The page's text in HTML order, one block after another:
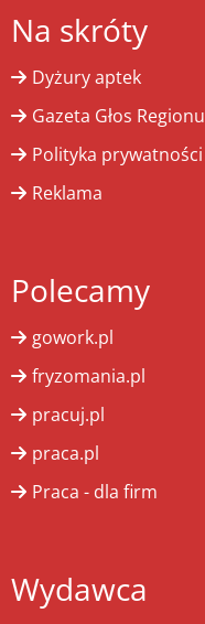
Na skróty
Dyżury aptek
Gazeta Głos Regionu
Polityka prywatności
Reklama
Polecamy
gowork.pl
fryzomania.pl
pracuj.pl
praca.pl
Praca - dla firm
Wydawca